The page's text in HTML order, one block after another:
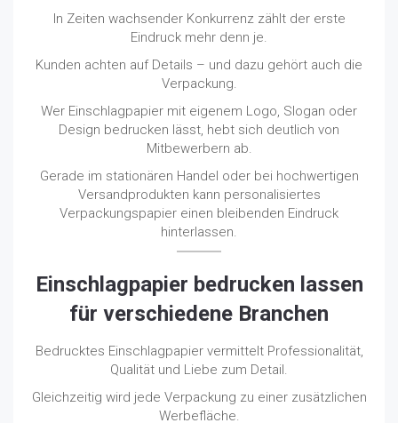
In Zeiten wachsender Konkurrenz zählt der erste
Eindruck mehr denn je.
Kunden achten auf Details – und dazu gehört auch die
Verpackung.
Wer Einschlagpapier mit eigenem Logo, Slogan oder
Design bedrucken lässt, hebt sich deutlich von
Mitbewerbern ab.
Gerade im stationären Handel oder bei hochwertigen
Versandprodukten kann personalisiertes
Verpackungspapier einen bleibenden Eindruck
hinterlassen.
Einschlagpapier bedrucken lassen
für verschiedene Branchen
Bedrucktes Einschlagpapier vermittelt Professionalität,
Qualität und Liebe zum Detail.
Gleichzeitig wird jede Verpackung zu einer zusätzlichen
Werbefläche.